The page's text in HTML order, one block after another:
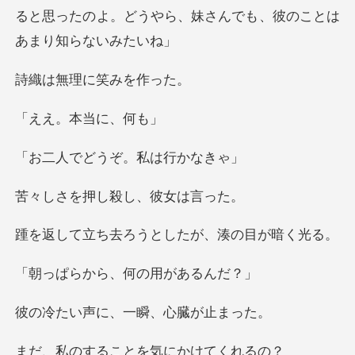
ると思ったのよ。どうやら、妹さん
理に笑み
。本当
どうぞ。私
押し殺し、
ろうとしたが、湊
ら、何の用が
に、一瞬、心
ることを気に